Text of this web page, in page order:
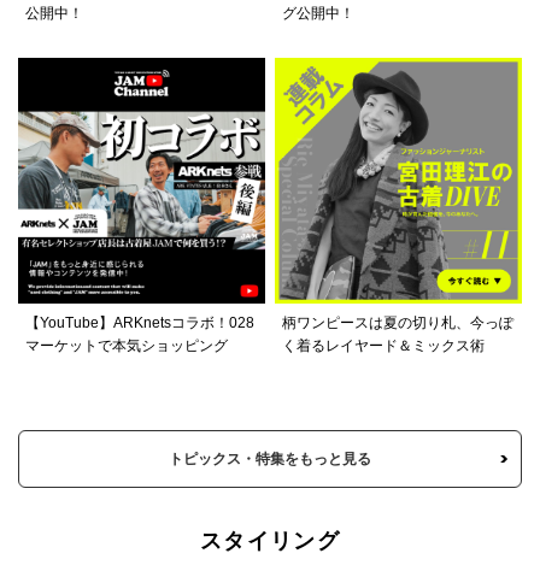
公開中！
グ公開中！
【YouTube】ARKnetsコラボ！028
マーケットで本気ショッピング
柄ワンピースは夏の切り札、今っぽ
く着るレイヤード＆ミックス術
トピックス・特集をもっと見る
スタイリング